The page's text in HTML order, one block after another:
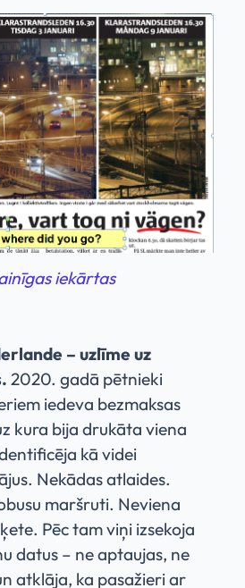
iekārtas
– uzlīme uz
2020. gadā pētnieki
iedeva bezmaksas
kura bija drukāta viena
kā videi
Nekādas atlaides.
maršruti. Neviena
Pēc tam viņi izsekoja
datus – ne aptaujas, ne
atklāja, ka pasažieri ar